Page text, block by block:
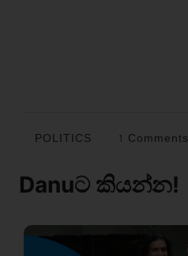
POLITICS 1 Comments